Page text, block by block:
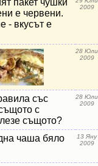
пакет чушки
е червени.
- вкусът е
2009
28 Юли
2009
със
с
същото?
28 Юли
2009
чаша бяло
13 Яну
2009